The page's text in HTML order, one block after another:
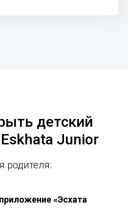
детский
Junior
родителя:
«Эсхата